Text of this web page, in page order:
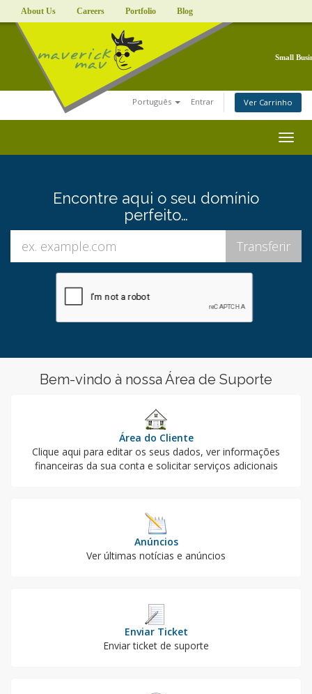
About Us Careers Portfolio Blog
Small
Português Entrar Ver Carrinho
Encontre aqui o seu domínio
perfeito…
Bem-vindo à nossa Área de Suporte
Área do Cliente
Clique aqui para editar os seus dados, ver informações
financeiras da sua conta e solicitar serviços adicionais
Anúncios
Ver últimas notícias e anúncios
Enviar Ticket
Enviar ticket de suporte